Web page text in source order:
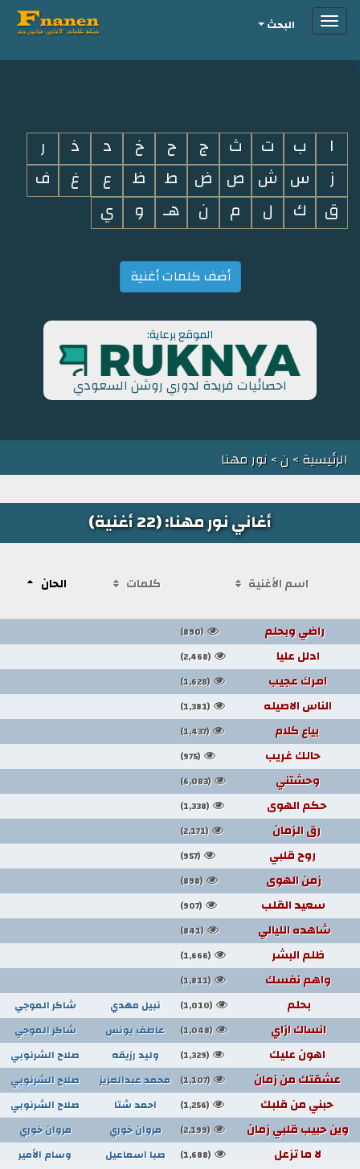
i
Toggleالبحث
ا ب ت ث ج ح خ د ذ
ر
ز
س ش ص ض ط ظ ع غ
ف
ق
ك ل م ن هـ و ي
أضف كلمات أغنية
الموقع برعاية:
احصائيات فريدة لدوري روشن السعودي
الرئيسية> ن> نور مهنا
أغاني نور مهنا: (22 أغنية)
اسم الأغنية كلمات الحان
راضي وبحلم (890)
ادلل عليا (2,468)
امرك عجيب (1,628)
الناس الاصيله (1,381)
بياع كلام (1,437)
حالك غريب (975)
وحشتني (6,083)
حكم الهوى (1,338)
رق الزمان (2,171)
روح قلبي (957)
زمن الهوى (898)
سعيد القلب (907)
شاهده الليالي (841)
ظلم البشر (1,666)
واهم نفسك (1,811)
بحلم (1,010) نبيل مهدي شاكر الموجي
انساك ازاي (1,048) عاطف يونس شاكر الموجي
اهون عليك (1,329) وليد رزيقه صلاح الشرنوبي
عشقتك من زمان (1,107) محمد عبدالعزيز صلاح الشرنوبي
حبني من قلبك (1,256) احمد شتا صلاح الشرنوبي
وين حبيب قلبي زمان (2,199) مروان خوري مروان خوري
لا ما تزعل (1,688) صبا اسماعيل وسام الأمير